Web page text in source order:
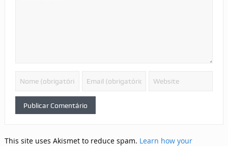
This site uses Akismet to reduce spam. Learn how your